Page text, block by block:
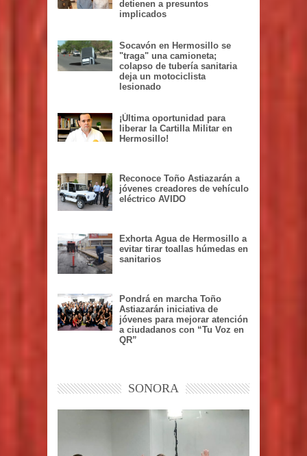
detienen a presuntos
implicados
Socavón en Hermosillo se
"traga" una camioneta;
colapso de tubería sanitaria
deja un motociclista
lesionado
¡Última oportunidad para
liberar la Cartilla Militar en
Hermosillo!
Reconoce Toño Astiazarán a
jóvenes creadores de vehículo
eléctrico AVIDO
Exhorta Agua de Hermosillo a
evitar tirar toallas húmedas en
sanitarios
Pondrá en marcha Toño
Astiazarán iniciativa de
jóvenes para mejorar atención
a ciudadanos con “Tu Voz en
QR”
SONORA